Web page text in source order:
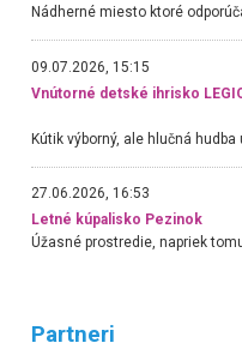
09.07.2026, 15:15
Vnútorné detské ihrisko
27.06.2026, 16:53
Letné kúpalisko Pezinok
Partneri